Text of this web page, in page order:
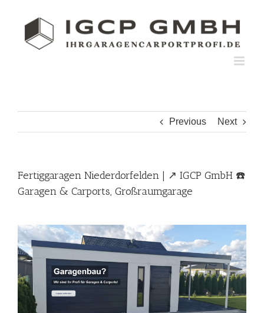
Previous Next
Fertiggaragen Niederdorfelden | ↗️ IGCP GmbH ☎️
Garagen & Carports, Großraumgarage